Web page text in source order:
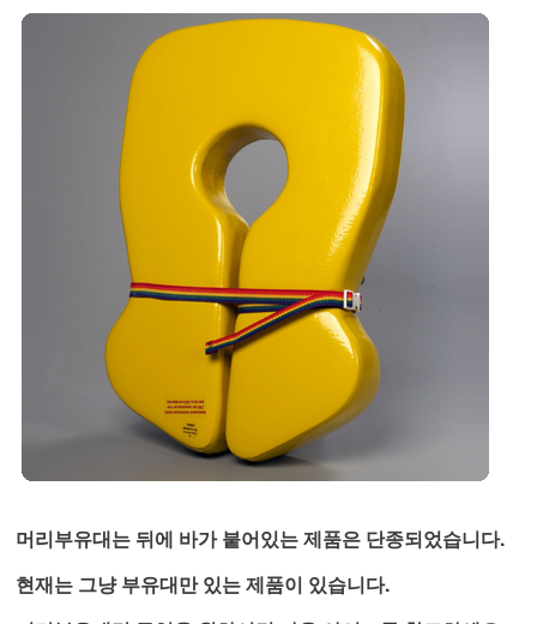
머리부유대는 뒤에 바가 붙어있는 제품은 단종되었습니다.
현재는 그냥 부유대만 있는 제품이 있습니다.